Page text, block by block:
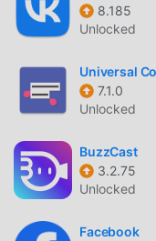
8.185
Unlocked
Universal
7.1.0
Unlocked
BuzzCast
3.2.75
Unlocked
Facebook